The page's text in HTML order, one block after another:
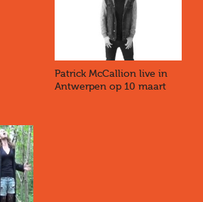
Patrick McCallion live in
Antwerpen op 10 maart